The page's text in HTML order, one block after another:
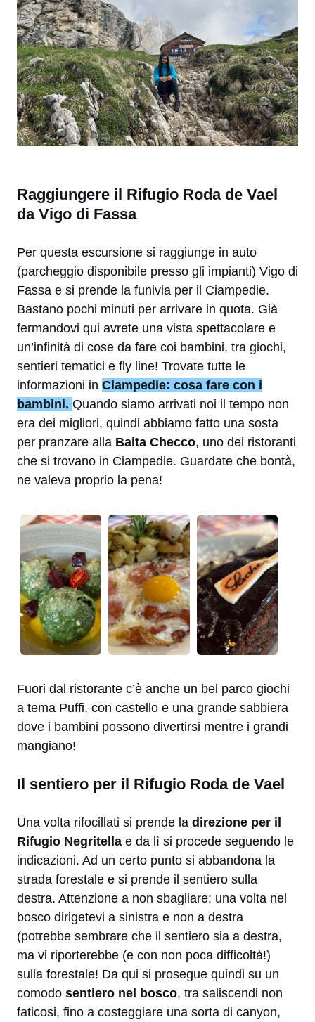
Raggiungere il Rifugio Roda de Vael
da Vigo di Fassa
Per questa escursione si raggiunge in auto
(parcheggio disponibile presso gli impianti) Vigo di
Fassa e si prende la funivia per il Ciampedie.
Bastano pochi minuti per arrivare in quota. Già
fermandovi qui avrete una vista spettacolare e
un’infinità di cose da fare coi bambini, tra giochi,
sentieri tematici e fly line! Trovate tutte le
informazioni in Ciampedie: cosa fare con i
bambini. Quando siamo arrivati noi il tempo non
era dei migliori, quindi abbiamo fatto una sosta
per pranzare alla Baita Checco, uno dei ristoranti
che si trovano in Ciampedie. Guardate che bontà,
ne valeva proprio la pena!
Fuori dal ristorante c’è anche un bel parco giochi
a tema Puffi, con castello e una grande sabbiera
dove i bambini possono divertirsi mentre i grandi
mangiano!
Il sentiero per il Rifugio Roda de Vael
Una volta rifocillati si prende la direzione per il
Rifugio Negritella e da lì si procede seguendo le
indicazioni. Ad un certo punto si abbandona la
strada forestale e si prende il sentiero sulla
destra. Attenzione a non sbagliare: una volta nel
bosco dirigetevi a sinistra e non a destra
(potrebbe sembrare che il sentiero sia a destra,
ma vi riporterebbe (e con non poca difficoltà!)
sulla forestale! Da qui si prosegue quindi su un
comodo sentiero nel bosco, tra saliscendi non
faticosi, fino a costeggiare una sorta di canyon,